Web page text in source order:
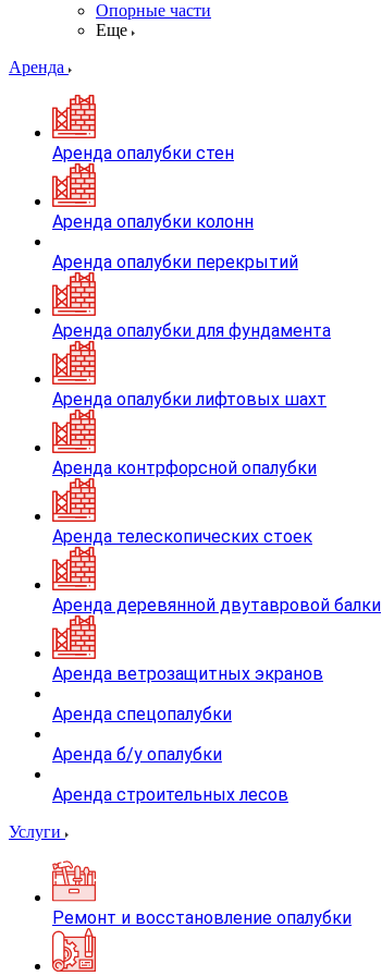
Опорные части
Еще
Аренда
Аренда опалубки стен
Аренда опалубки колонн
Аренда опалубки перекрытий
Аренда опалубки для фундамента
Аренда опалубки лифтовых шахт
Аренда контрфорсной опалубки
Аренда телескопических стоек
Аренда деревянной двутавровой балки
Аренда ветрозащитных экранов
Аренда спецопалубки
Аренда б/у опалубки
Аренда строительных лесов
Услуги
Ремонт и восстановление опалубки